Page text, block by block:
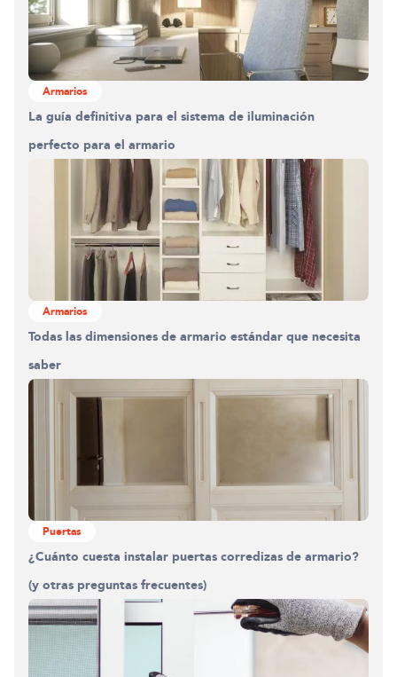
Armarios
La guía definitiva para el sistema de iluminación
perfecto para el armario
Armarios
Todas las dimensiones de armario estándar que necesita
saber
Puertas
¿Cuánto cuesta instalar puertas corredizas de armario?
(y otras preguntas frecuentes)